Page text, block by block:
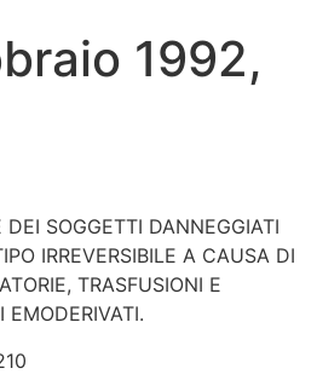
1992,
DEI SOGGETTI DANNEGGIATI
IRREVERSIBILE A CAUSA DI
TRASFUSIONI E
EMODERIVATI.